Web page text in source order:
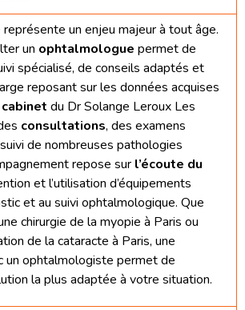
un enjeu majeur à tout âge.
un ophtalmologue permet de
spécialisé, de conseils adaptés et
reposant sur les données acquises
cabinet du Dr Solange Leroux Les
consultations, des examens
de nombreuses pathologies
repose sur l’écoute du
et l’utilisation d’équipements
et au suivi ophtalmologique. Que
chirurgie de la myopie à Paris ou
de la cataracte à Paris, une
un ophtalmologiste permet de
la plus adaptée à votre situation.